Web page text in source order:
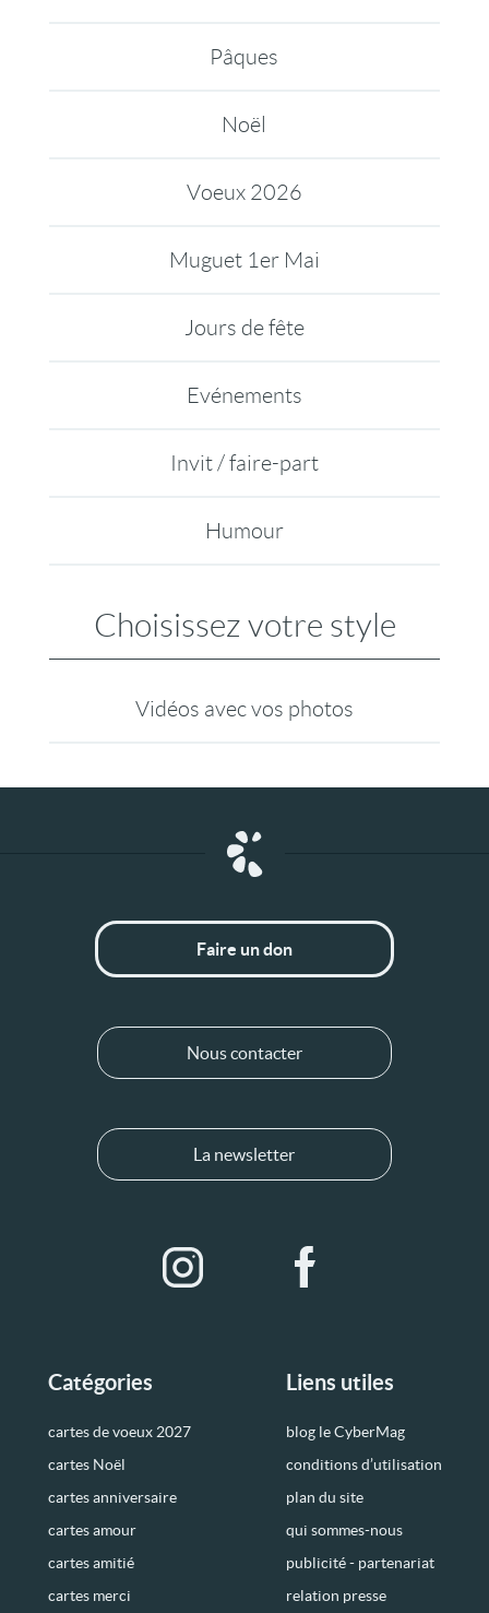
Pâques
Noël
Voeux 2026
Muguet 1er Mai
Jours de fête
Evénements
Invit / faire-part
Humour
Choisissez votre style
Vidéos avec vos photos
Catégories
cartes de voeux 2027
cartes Noël
cartes anniversaire
cartes amour
cartes amitié
cartes merci
Liens utiles
blog le CyberMag
conditions d’utilisation
plan du site
qui sommes-nous
publicité - partenariat
relation presse
Faire un don
Nous contacter
La newsletter